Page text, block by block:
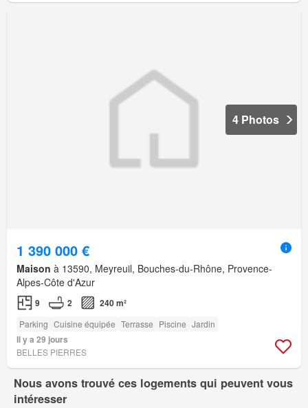
4 Photos
1 390 000 €
Maison à 13590, Meyreuil, Bouches-du-Rhône, Provence-
Alpes-Côte d'Azur
9 2 240 m²
Parking Cuisine équipée Terrasse Piscine Jardin
Il y a 29 jours
BELLES PIERRES
Nous avons trouvé ces logements qui peuvent vous
intéresser